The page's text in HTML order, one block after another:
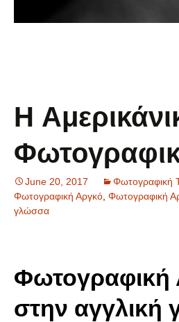
H
June 20, 2017 Φωτογραφική
Φωτογραφική Αργκό Φωτογραφική
γλώσσα
Φωτογραφική
στην